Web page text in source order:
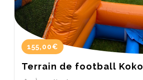
155,00€
Terrain de football Koko